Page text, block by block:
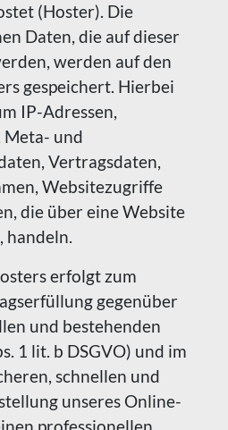
(Hoster). Die
Daten, die auf dieser
werden auf den
gespeichert. Hierbei
IP-Adressen,
und
Vertragsdaten,
Websitezugriffe
die über eine Website
handeln.
erfolgt zum
gegenüber
und bestehenden
1 lit. b DSGVO) und im
schnellen und
unseres Online-